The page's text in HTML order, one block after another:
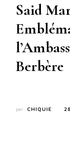
Said
Berbère
par CHIQUIE